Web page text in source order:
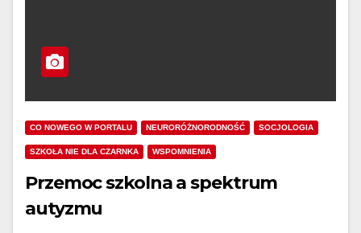
CO NOWEGO W PORTALU NEURORÓŻNORODNOŚĆ SOCJOLOGIA
SZKOŁA NIE DLA CZARNKA WSPOMNIENIA
Przemoc szkolna a spektrum
autyzmu